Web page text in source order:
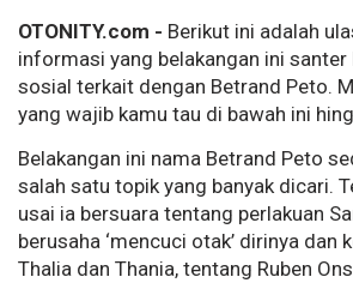
OTONITY.com - Berikut ini adalah
informasi yang belakangan ini
sosial terkait dengan Betrand Peto.
yang wajib kamu tau di bawah ini
Belakangan ini nama Betrand Peto
salah satu topik yang banyak dicari.
usai ia bersuara tentang perlakuan
berusaha ‘mencuci otak’ dirinya dan
Thalia dan Thania, tentang Ruben